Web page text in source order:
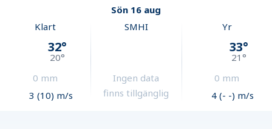
Sön 16 aug
Klart
32°
20°
0 mm
3 (10) m/s
SMHI
Ingen data
finns tillgänglig
Yr
33°
21°
0 mm
4 (- -) m/s